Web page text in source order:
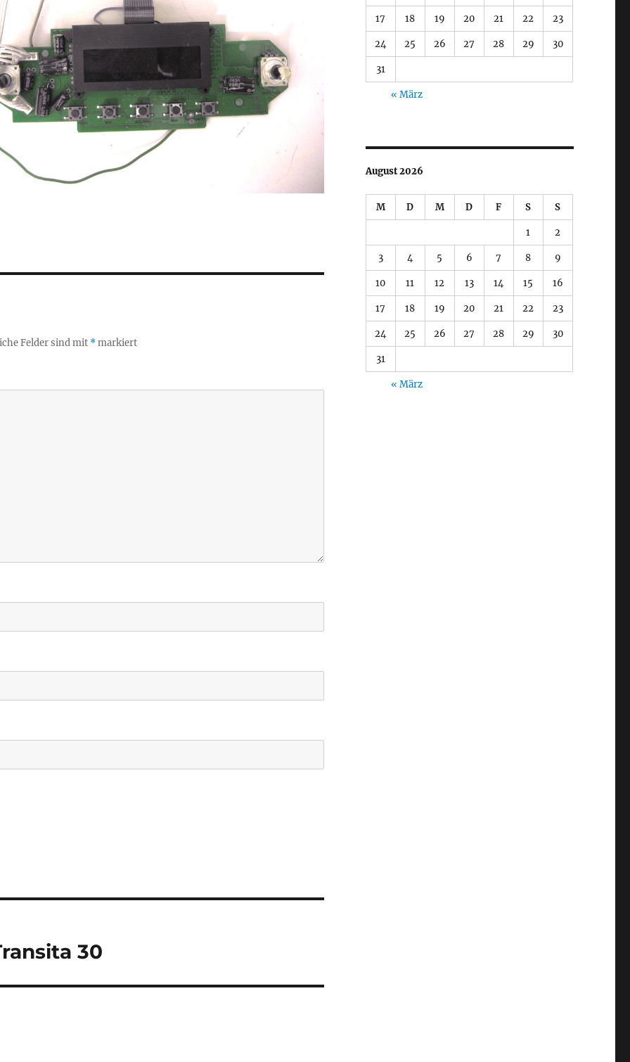
Felder sind mit *markiert
30
17 18 19 20 21 22 23
24 25 26 27 28 29 30
31
« März
August 2026
M D M D F S S
1 2
3 4 5 6 7 8 9
10 11 12 13 14 15 16
17 18 19 20 21 22 23
24 25 26 27 28 29 30
31
« März